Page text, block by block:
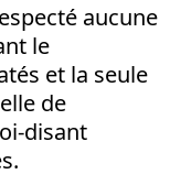
aucune
le
et la seule
de
disant